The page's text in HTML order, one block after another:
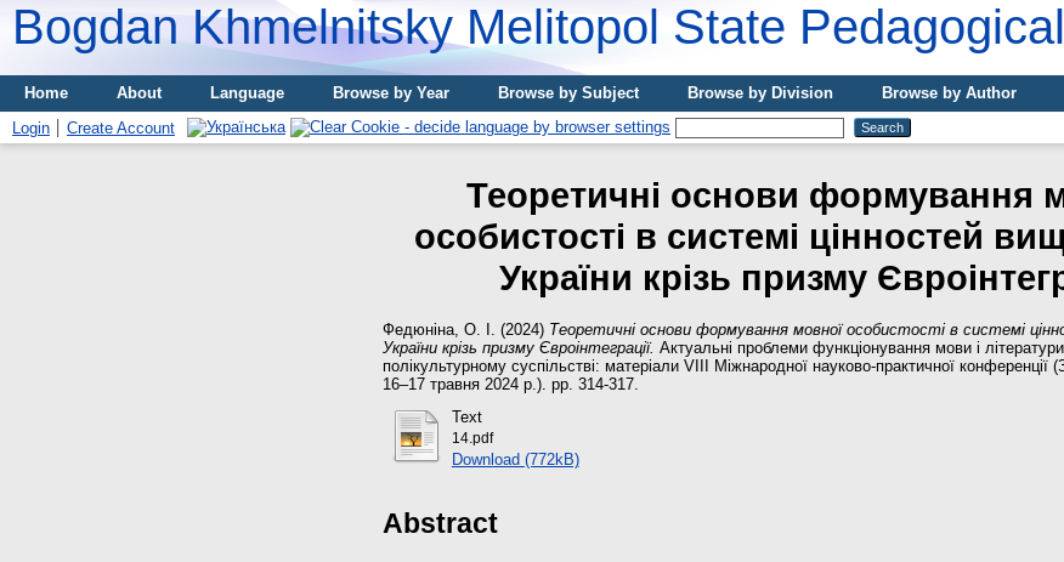
Bogdan Khmelnitsky Melitopol State
Home About Language Browse by Year Browse by Subject Browse by Division
Browse by Author
Login
Create Account
Теоретичні основи формування
особистості в системі цінностей
України крізь призму
Федюніна, О. І. (2024) Теоретичні основи формування мовної особистості в системі
України крізь призму Євроінтеграції. Актуальні проблеми функціонування мови і
полікультурному суспільстві: матеріали VIІІ Міжнародної науково-практичної конференції
16–17 травня 2024 р.). pp. 314-317.
Text
14.pdf
Download (772kB)
Abstract